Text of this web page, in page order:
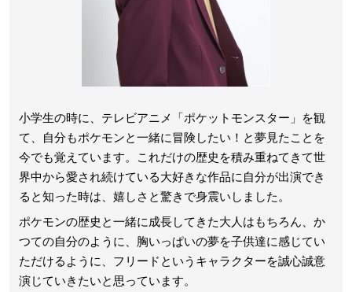
小学生の時に、テレビアニメ「ポケットモンスター」を観
て、自分もポケモンと一緒に冒険したい！と夢見たことを
今でも覚えています。これだけの歴史を積み重ねてきて世
界中から愛され続けている大好きな作品に自分が出演でき
ると知った時は、嬉しさと驚きで身震いしました。
ポケモンの歴史と一緒に成長してきた大人はもちろん、か
つての自分のように、胸いっぱいの夢を子供達に感じてい
ただけるように、フリードというキャラクターを誠心誠意
演じていきたいと思っています。